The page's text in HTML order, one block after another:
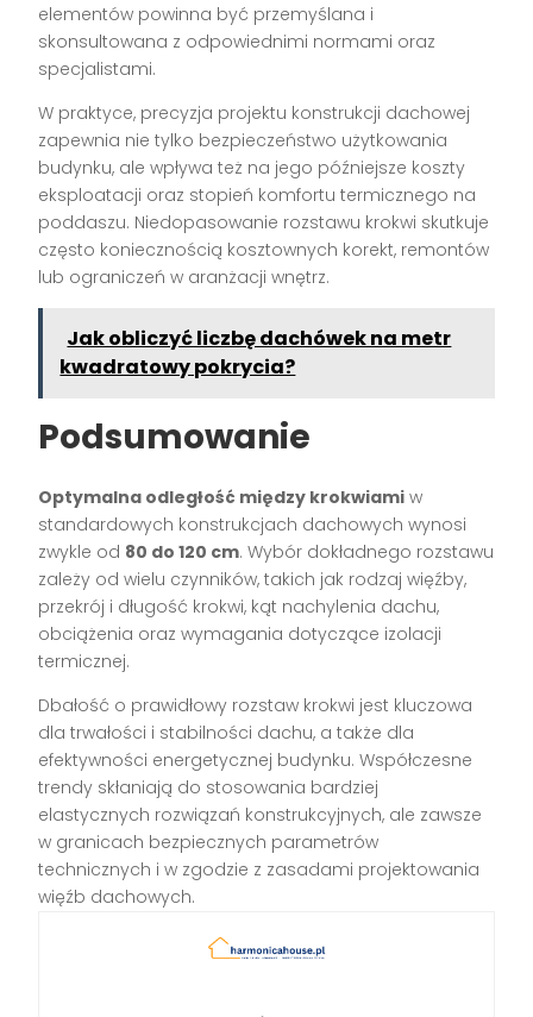
elementów powinna być przemyślana i
skonsultowana z odpowiednimi normami oraz
specjalistami.
W praktyce, precyzja projektu konstrukcji dachowej
zapewnia nie tylko bezpieczeństwo użytkowania
budynku, ale wpływa też na jego późniejsze koszty
eksploatacji oraz stopień komfortu termicznego na
poddaszu. Niedopasowanie rozstawu krokwi skutkuje
często koniecznością kosztownych korekt, remontów
lub ograniczeń w aranżacji wnętrz.
Jak obliczyć liczbę dachówek na metr
kwadratowy pokrycia?
Podsumowanie
Optymalna odległość między krokwiami w
standardowych konstrukcjach dachowych wynosi
zwykle od 80 do 120 cm. Wybór dokładnego rozstawu
zależy od wielu czynników, takich jak rodzaj więźby,
przekrój i długość krokwi, kąt nachylenia dachu,
obciążenia oraz wymagania dotyczące izolacji
termicznej.
Dbałość o prawidłowy rozstaw krokwi jest kluczowa
dla trwałości i stabilności dachu, a także dla
efektywności energetycznej budynku. Współczesne
trendy skłaniają do stosowania bardziej
elastycznych rozwiązań konstrukcyjnych, ale zawsze
w granicach bezpiecznych parametrów
technicznych i w zgodzie z zasadami projektowania
więźb dachowych.